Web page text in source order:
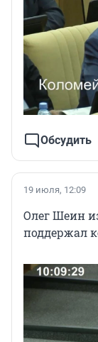
Обсудить
19 июля, 12:09
Олег Шеин
поддержал